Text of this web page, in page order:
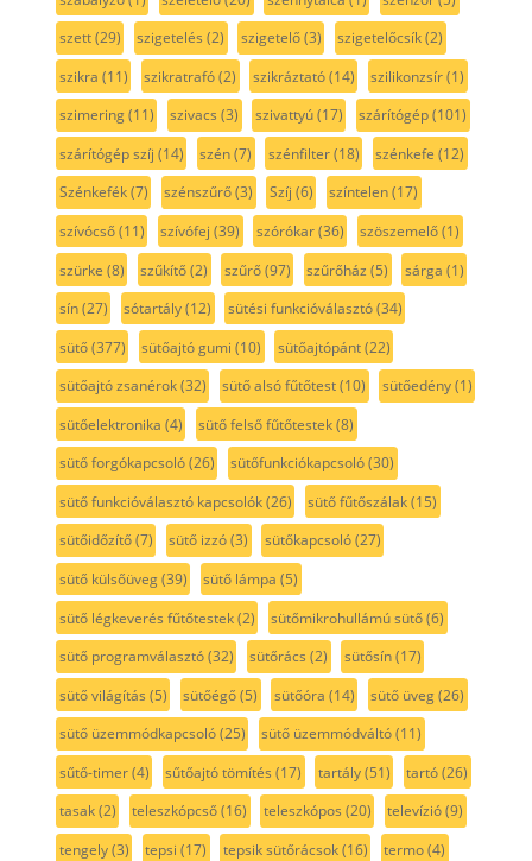
szett(29) szigetelés (2) szigetelő(3) szigetelőcsík(2)
szikra (11) szikratrafó(2) szikráztató(14) szilikonzsír(1)
szimering(11) szivacs (3) szivattyú(17) szárítógép(101)
szárítógép szíj (14) szén(7) szénfilter(18) szénkefe (12)
Szénkefék(7) szénszűrő(3) Szíj (6) színtelen(17)
szívócső(11) szívófej (39) szórókar(36) szöszemelő(1)
szürke (8) szűkítő(2) szűrő(97) szűrőház (5) sárga (1)
sín(27) sótartály(12) sütési funkcióválasztó(34)
sütő(377) sütőajtó gumi (10) sütőajtópánt(22)
sütőajtó zsanérok(32) sütő alsó fűtőtest(10) sütőedény(1)
sütőelektronika (4) sütő felső fűtőtestek(8)
sütő forgókapcsoló(26) sütőfunkciókapcsoló(30)
sütő funkcióválasztó kapcsolók(26) sütő fűtőszálak(15)
sütőidőzítő(7) sütő izzó(3) sütőkapcsoló(27)
sütő külsőüveg(39) sütő lámpa (5)
sütő légkeverés fűtőtestek(2) sütőmikrohullámú sütő(6)
sütő programválasztó(32) sütőrács (2) sütősín(17)
sütő világítás (5) sütőégő(5) sütőóra (14) sütő üveg(26)
sütő üzemmódkapcsoló(25) sütő üzemmódváltó(11)
sűtő-timer(4) sűtőajtó tömítés (17) tartály(51) tartó(26)
tasak(2) teleszkópcső(16) teleszkópos (20) televízió(9)
tengely(3) tepsi (17) tepsik sütőrácsok(16) termo(4)